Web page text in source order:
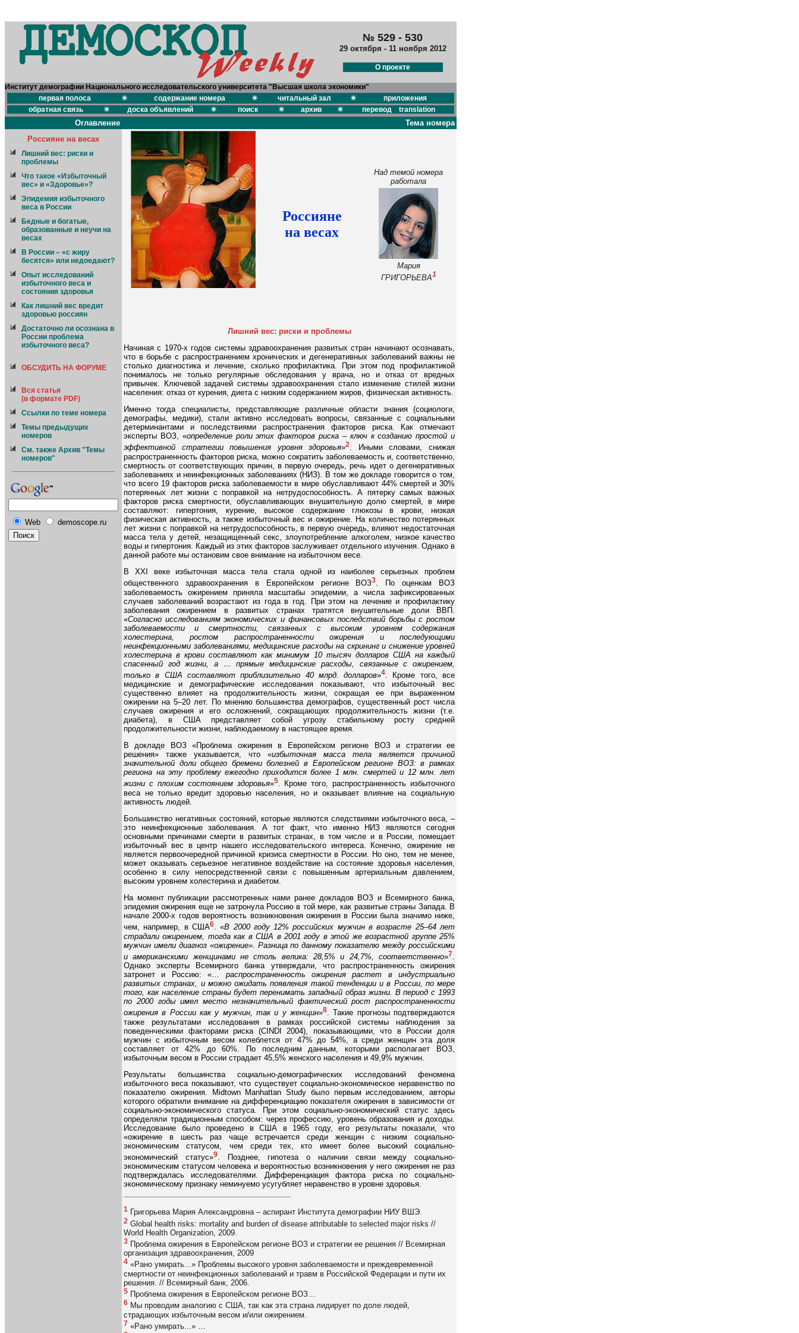
№ 529 - 530
29 октября - 11 ноября 2012
О проекте
Институт демографии Национального исследовательского университета "Высшая школа экономики"
первая полоса
содержание номера читальный зал
приложения
обратная связь
доска объявлений поиск архив перевод translation
Оглавление
Тема номера
Россияне на весах
Лишний вес: риски и
проблемы
Что такое «Избыточный
вес» и «Здоровье»?
Эпидемия избыточного
веса в России
Бедные и богатые,
образованные и неучи на
весах
В России – «с жиру
бесятся» или недоедают?
Опыт исследований
избыточного веса и
состояния здоровья
Как лишний вес вредит
здоровью россиян
Достаточно ли осознана в
России проблема
избыточного веса?
ОБСУДИТЬ НА ФОРУМЕ
Вся статья
(в формате PDF)
Ссылки по теме номера
Темы предыдущих
номеров
См. также Архив "Темы
номеров"
Web demoscope.ru
Россияне
на весах
Над темой номера
работала
Мария
ГРИГОРЬЕВА1
Лишний вес: риски и проблемы
Начиная с 1970-х годов системы здравоохранения развитых стран начинают осознавать,
что в борьбе с распространением хронических и дегенеративных заболеваний важны не
столько диагностика и лечение, сколько профилактика. При этом под профилактикой
понималось не только регулярные обследования у врача, но и отказ от вредных
привычек. Ключевой задачей системы здравоохранения стало изменение стилей жизни
населения: отказ от курения, диета с низким содержанием жиров, физическая активность.
Именно тогда специалисты, представляющие различные области знания (социологи,
демографы, медики), стали активно исследовать вопросы, связанные с социальными
детерминантами и последствиями распространения факторов риска. Как отмечают
эксперты ВОЗ, «определение роли этих факторов риска – ключ к созданию простой и
эффективной стратегии повышения уровня здоровья»2. Иными словами, снижая
распространенность факторов риска, можно сократить заболеваемость и, соответственно,
смертность от соответствующих причин, в первую очередь, речь идет о дегенеративных
заболеваниях и неинфекционных заболеваниях (НИЗ). В том же докладе говорится о том,
что всего 19 факторов риска заболеваемости в мире обуславливают 44% смертей и 30%
потерянных лет жизни с поправкой на нетрудоспособность. А пятерку самых важных
факторов риска смертности, обуславливающих внушительную долю смертей, в мире
составляют: гипертония, курение, высокое содержание глюкозы в крови, низкая
физическая активность, а также избыточный вес и ожирение. На количество потерянных
лет жизни с поправкой на нетрудоспособность, в первую очередь, влияют недостаточная
масса тела у детей, незащищенный секс, злоупотребление алкоголем, низкое качество
воды и гипертония. Каждый из этих факторов заслуживает отдельного изучения. Однако в
данной работе мы остановим свое внимание на избыточном весе.
В XXI веке избыточная масса тела стала одной из наиболее серьезных проблем
общественного здравоохранения в Европейском регионе ВОЗ3. По оценкам ВОЗ
заболеваемость ожирением приняла масштабы эпидемии, а числа зафиксированных
случаев заболеваний возрастают из года в год. При этом на лечение и профилактику
заболевания ожирением в развитых странах тратятся внушительные доли ВВП.
«Согласно исследованиям экономических и финансовых последствий борьбы с ростом
заболеваемости и смертности, связанных с высоким уровнем содержания
холестерина, ростом распространенности ожирения и последующими
неинфекционными заболеваниями, медицинские расходы на скрининг и снижение уровней
холестерина в крови составляют как минимум 10 тысяч долларов США на каждый
спасенный год жизни, а … прямые медицинские расходы, связанные с ожирением,
только в США составляют приблизительно 40 млрд. долларов»4 . Кроме того, все
медицинские и демографические исследования показывают, что избыточный вес
существенно влияет на продолжительность жизни, сокращая ее при выраженном
ожирении на 5–20 лет. По мнению большинства демографов, существенный рост числа
случаев ожирения и его осложнений, сокращающих продолжительность жизни (т.е.
диабета), в США представляет собой угрозу стабильному росту средней
продолжительности жизни, наблюдаемому в настоящее время.
В докладе ВОЗ «Проблема ожирения в Европейском регионе ВОЗ и стратегии ее
решения» также указывается, что «избыточная масса тела является причиной
значительной доли общего бремени болезней в Европейском регионе ВОЗ: в рамках
региона на эту проблему ежегодно приходится более 1 млн. смертей и 12 млн. лет
жизни с плохим состоянием здоровья»5. Кроме того, распространенность избыточного
веса не только вредит здоровью населения, но и оказывает влияние на социальную
активность людей.
Большинство негативных состояний, которые являются следствиями избыточного веса, –
это неинфекционные заболевания. А тот факт, что именно НИЗ являются сегодня
основными причинами смерти в развитых странах, в том числе и в России, помещает
избыточный вес в центр нашего исследовательского интереса. Конечно, ожирение не
является первоочередной причиной кризиса смертности в России. Но оно, тем не менее,
может оказывать серьезное негативное воздействие на состояние здоровья населения,
особенно в силу непосредственной связи с повышенным артериальным давлением,
высоким уровнем холестерина и диабетом.
На момент публикации рассмотренных нами ранее докладов ВОЗ и Всемирного банка,
эпидемия ожирения еще не затронула Россию в той мере, как развитые страны Запада. В
начале 2000-х годов вероятность возникновения ожирения в России была значимо ниже,
чем, например, в США6. «В 2000 году 12% российских мужчин в возрасте 25–64 лет
страдали ожирением, тогда как в США в 2001 году в этой же возрастной группе 25%
мужчин имели диагноз «ожирение». Разница по данному показателю между российскими
и американскими женщинами не столь велика: 28,5% и 24,7%, соответственно»7.
Однако эксперты Всемирного банка утверждали, что распространенность ожирения
затронет и Россию: «… распространенность ожирения растет в индустриально
развитых странах, и можно ожидать появления такой тенденции и в России, по мере
того, как население страны будет перенимать западный образ жизни. В период с 1993
по 2000 годы имел место незначительный фактический рост распространенности
ожирения в России как у мужчин, так и у женщин»8. Такие прогнозы подтверждаются
также результатами исследования в рамках российской системы наблюдения за
поведенческими факторами риска (CINDI 2004), показывающими, что в России доля
мужчин с избыточным весом колеблется от 47% до 54%, а среди женщин эта доля
составляет от 42% до 60%. По последним данным, которыми располагает ВОЗ,
избыточным весом в России страдает 45,5% женского населения и 49,9% мужчин.
Результаты большинства социально-демографических исследований феномена
избыточного веса показывают, что существует социально-экономическое неравенство по
показателю ожирения. Midtown Manhattan Study было первым исследованием, авторы
которого обратили внимание на дифференциацию показателя ожирения в зависимости от
социально-экономического статуса. При этом социально-экономический статус здесь
определяли традиционным способом: через профессию, уровень образования и доходы.
Исследование было проведено в США в 1965 году, его результаты показали, что
«ожирение в шесть раз чаще встречается среди женщин с низким социально-
экономическим статусом, чем среди тех, кто имеет более высокий социально-
экономический статус»9. Позднее, гипотеза о наличии связи между социально-
экономическим статусом человека и вероятностью возникновения у него ожирения не раз
подтверждалась исследователями. Дифференциация фактора риска по социально-
экономическому признаку неминуемо усугубляет неравенство в уровне здоровья.
1 Григорьева Мария Александровна – аспирант Института демографии НИУ ВШЭ.
2 Global health risks: mortality and burden of disease attributable to selected major risks //
World Health Organization, 2009.
3 Проблема ожирения в Европейском регионе ВОЗ и стратегии ее решения // Всемирная
организация здравоохранения, 2009
4 «Рано умирать...» Проблемы высокого уровня заболеваемости и преждевременной
смертности от неинфекционных заболеваний и травм в Российской Федерации и пути их
решения. // Всемирный банк, 2006.
5 Проблема ожирения в Европейском регионе ВОЗ…
6 Мы проводим аналогию с США, так как эта страна лидирует по доле людей,
страдающих избыточным весом и/или ожирением.
7 «Рано умирать...» …